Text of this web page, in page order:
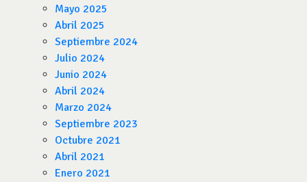
Mayo 2025
Abril 2025
Septiembre 2024
Julio 2024
Junio 2024
Abril 2024
Marzo 2024
Septiembre 2023
Octubre 2021
Abril 2021
Enero 2021